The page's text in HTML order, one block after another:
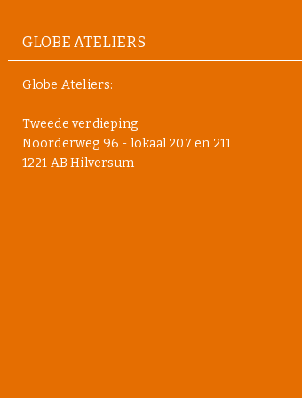
GLOBE ATELIERS
Globe Ateliers:
Tweede verdieping
Noorderweg 96 - lokaal 207 en 211
1221 AB Hilversum